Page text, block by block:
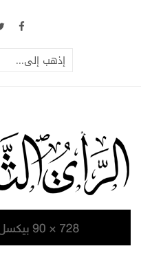
إذهب إلى...